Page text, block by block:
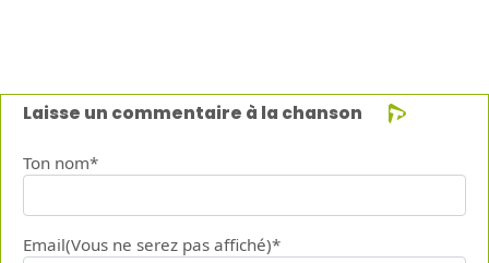
Laisse un commentaire à la chanson
Ton nom*
Email(Vous ne serez pas affiché)*